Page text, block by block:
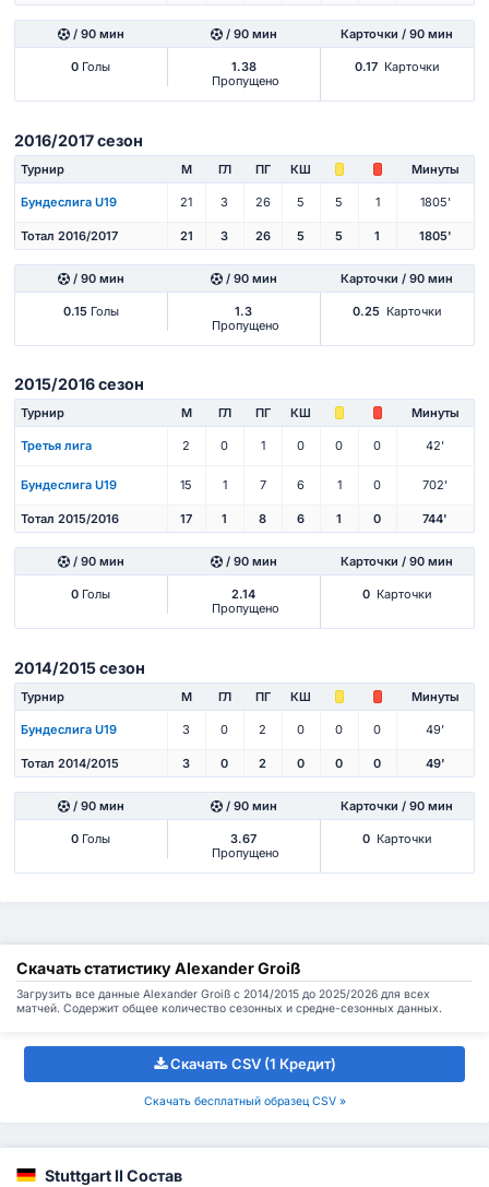
/ 90 мин / 90 мин Карточки / 90 мин
0 Голы
1.38
Пропущено
0.17 Карточки
2016/2017 сезон
Турнир М ГЛ ПГ КШ Минуты
Бундеслига U19 21 3 26 5 5 1 1805'
Тотал 2016/2017 21 3 26 5 5 1 1805'
/ 90 мин / 90 мин Карточки / 90 мин
0.15Голы
1.3
Пропущено
0.25 Карточки
2015/2016 сезон
Турнир М ГЛ ПГ КШ Минуты
Третья лига 2 0 1 0 0 0 42'
Бундеслига U19 15 1 7 6 1 0 702'
Тотал 2015/2016 17 1 8 6 1 0 744'
/ 90 мин / 90 мин Карточки / 90 мин
0 Голы
2.14
Пропущено
0 Карточки
2014/2015 сезон
Турнир М ГЛ ПГ КШ Минуты
Бундеслига U19 3 0 2 0 0 0 49'
Тотал 2014/2015 3 0 2 0 0 0 49'
/ 90 мин / 90 мин Карточки / 90 мин
0 Голы
3.67
Пропущено
0 Карточки
Скачать статистику Alexander Groiß
Загрузить все данные Alexander Groiß с 2014/2015 до 2025/2026 для всех
матчей. Содержит общее количество сезонных и средне-сезонных данных.
Скачать CSV (1 Кредит)
Скачать бесплатный образец CSV »
Stuttgart II Состав